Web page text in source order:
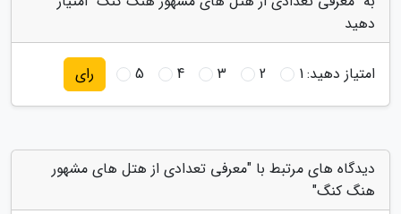
دهید
امتیاز دهید:1
2
3
4
5 رای
دیدگاه های مرتبط با "معرفی تعدادی از هتل های مشهور
هنگ کنگ"